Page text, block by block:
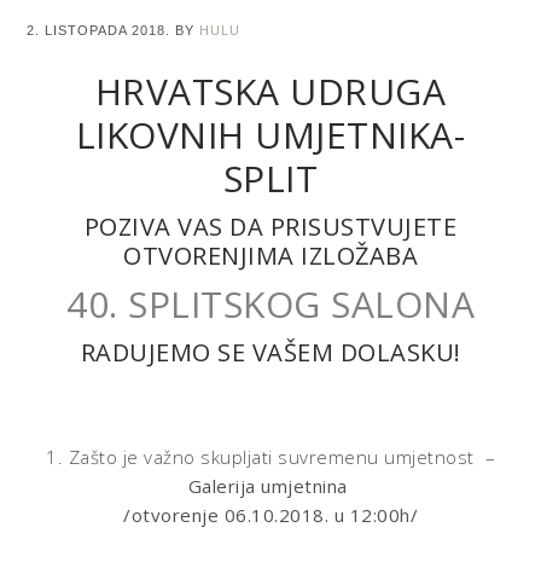
2. LISTOPADA 2018. BY HULU
HRVATSKA UDRUGA
LIKOVNIH UMJETNIKA-
SPLIT
POZIVA VAS DA PRISUSTVUJETE
OTVORENJIMA IZLOŽABA
40. SPLITSKOG SALONA
RADUJEMO SE VAŠEM DOLASKU!
1. Zašto je važno skupljati suvremenu umjetnost –
Galerija umjetnina
/otvorenje 06.10.2018. u 12:00h/